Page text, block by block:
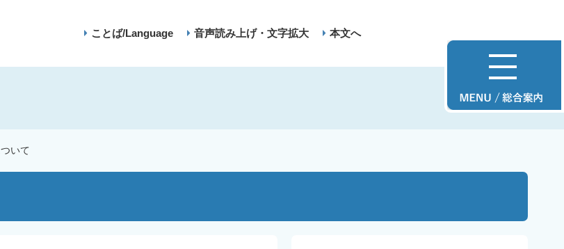
ことば/Language 音声読み上げ・文字拡大 本文へ
いて